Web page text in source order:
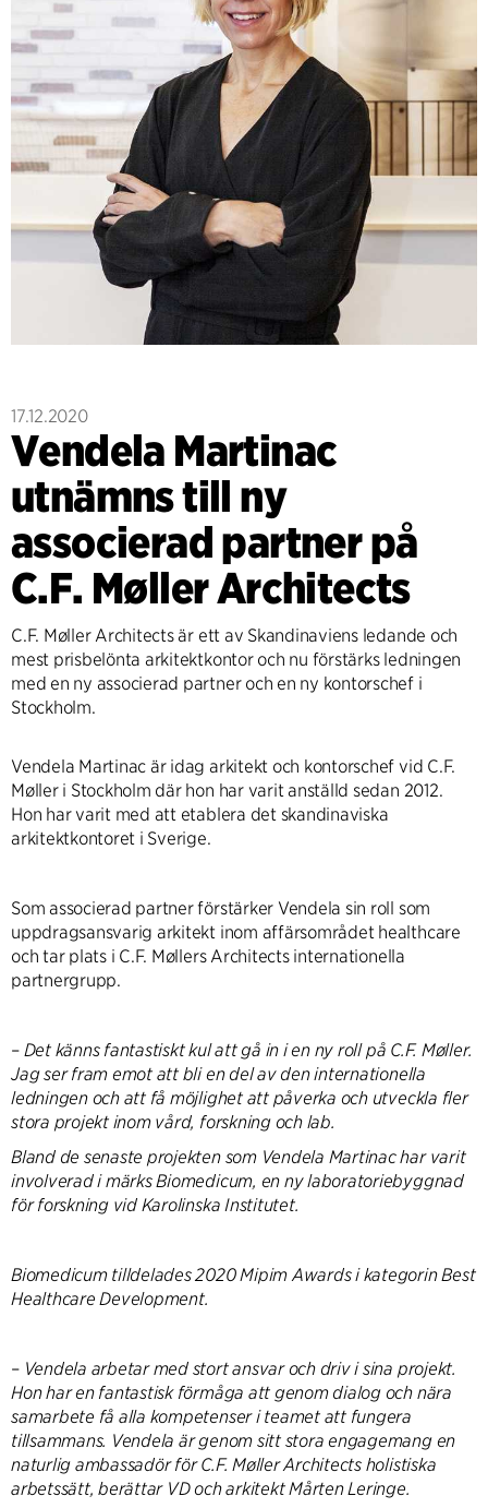
17.12.2020
Vendela Martinac
utnämns till ny
associerad partner på
C.F. Møller Architects
C.F. Møller Architects är ett av Skandinaviens ledande och
mest prisbelönta arkitektkontor och nu förstärks ledningen
med en ny associerad partner och en ny kontorschef i
Stockholm.
Vendela Martinac är idag arkitekt och kontorschef vid C.F.
Møller i Stockholm där hon har varit anställd sedan 2012.
Hon har varit med att etablera det skandinaviska
arkitektkontoret i Sverige.
Som associerad partner förstärker Vendela sin roll som
uppdragsansvarig arkitekt inom affärsområdet healthcare
och tar plats i C.F. Møllers Architects internationella
partnergrupp.
– Det känns fantastiskt kul att gå in i en ny roll på C.F. Møller.
Jag ser fram emot att bli en del av den internationella
ledningen och att få möjlighet att påverka och utveckla fler
stora projekt inom vård, forskning och lab.
Bland de senaste projekten som Vendela Martinac har varit
involverad i märks Biomedicum, en ny laboratoriebyggnad
för forskning vid Karolinska Institutet.
Biomedicum tilldelades 2020 Mipim Awards i kategorin Best
Healthcare Development.
– Vendela arbetar med stort ansvar och driv i sina projekt.
Hon har en fantastisk förmåga att genom dialog och nära
samarbete få alla kompetenser i teamet att fungera
tillsammans. Vendela är genom sitt stora engagemang en
naturlig ambassadör för C.F. Møller Architects holistiska
arbetssätt, berättar VD och arkitekt Mårten Leringe.